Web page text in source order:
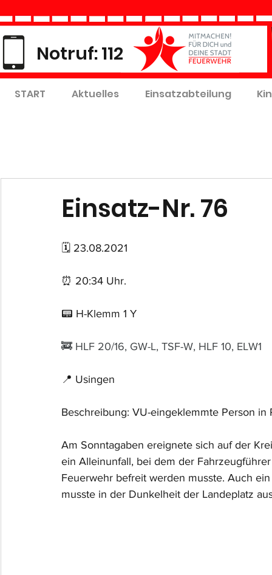
Notruf: 112
START Aktuelles Einsatzabteilung
Einsatz-Nr. 76
🗓 23.08.2021
⏰ 20:34 Uhr.
📟 H-Klemm 1 Y
🚒 HLF 20/16, GW-L, TSF-W, HLF 10, ELW1
📍 Usingen
Beschreibung: VU-eingeklemmte Person in
Am Sonntagaben ereignete sich auf der
ein Alleinunfall, bei dem der
Feuerwehr befreit werden musste. Auch
musste in der Dunkelheit der Landeplatz